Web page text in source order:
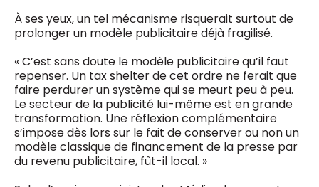
À ses yeux, un tel mécanisme risquerait surtout de
prolonger un modèle publicitaire déjà fragilisé.
« C’est sans doute le modèle publicitaire qu’il faut
repenser. Un tax shelter de cet ordre ne ferait que
faire perdurer un système qui se meurt peu à peu.
Le secteur de la publicité lui-même est en grande
transformation. Une réflexion complémentaire
s’impose dès lors sur le fait de conserver ou non un
modèle classique de financement de la presse par
du revenu publicitaire, fût-il local. »